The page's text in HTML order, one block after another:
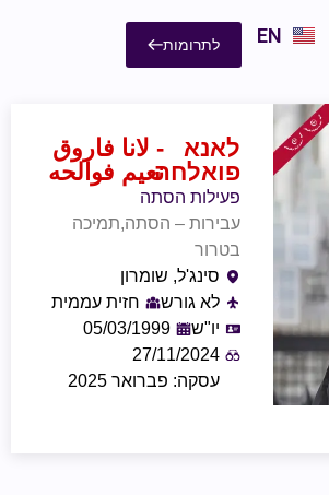
EN לתרומות
לאנא
פואלחה
- لانا فاروق
نعيم فوالحه
פעילות הסתה
עבירות – הסתה,תמיכה
בטרור
סינג'ל, שומרון
לא גורש
חזית עממית
יו"ש
05/03/1999
27/11/2024
עסקה: פברואר 2025